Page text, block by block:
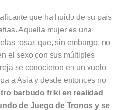
que ha huido de su país
Aquella mujer es una
rosas que, sin embargo, no
el sexo con sus múltiples
se conocieron en un vuelo
a Asia y desde entonces no
barbudo friki en realidad
de Juego de Tronos y se